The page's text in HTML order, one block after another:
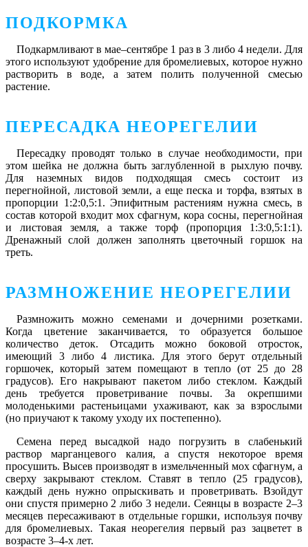
ПОДКОРМКА
Подкармливают в мае–сентябре 1 раз в 3 либо 4 недели. Для
этого используют удобрение для бромелиевых, которое нужно
растворить в воде, а затем полить полученной смесью
растение.
ПЕРЕСАДКА НЕОРЕГЕЛИИ
Пересадку проводят только в случае необходимости, при
этом шейка не должна быть заглубленной в рыхлую почву.
Для наземных видов подходящая смесь состоит из
перегнойной, листовой земли, а еще песка и торфа, взятых в
пропорции 1:2:0,5:1. Эпифитным растениям нужна смесь, в
состав которой входит мох сфагнум, кора сосны, перегнойная
и листовая земля, а также торф (пропорция 1:3:0,5:1:1).
Дренажный слой должен заполнять цветочный горшок на
треть.
РАЗМНОЖЕНИЕ НЕОРЕГЕЛИИ
Размножить можно семенами и дочерними розетками.
Когда цветение заканчивается, то образуется большое
количество деток. Отсадить можно боковой отросток,
имеющий 3 либо 4 листика. Для этого берут отдельный
горшочек, который затем помещают в тепло (от 25 до 28
градусов). Его накрывают пакетом либо стеклом. Каждый
день требуется проветривание почвы. За окрепшими
молоденькими растеньицами ухаживают, как за взрослыми
(но приучают к такому уходу их постепенно).
Семена перед высадкой надо погрузить в слабенький
раствор марганцевого калия, а спустя некоторое время
просушить. Высев производят в измельченный мох сфагнум, а
сверху закрывают стеклом. Ставят в тепло (25 градусов),
каждый день нужно опрыскивать и проветривать. Взойдут
они спустя примерно 2 либо 3 недели. Сеянцы в возрасте 2–3
месяцев пересаживают в отдельные горшки, используя почву
для бромелиевых. Такая неорегелия первый раз зацветет в
возрасте 3–4-х лет.